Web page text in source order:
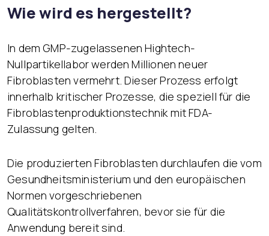
Wie wird es hergestellt?
In dem GMP-zugelassenen Hightech-
Nullpartikellabor werden Millionen neuer
Fibroblasten vermehrt. Dieser Prozess erfolgt
innerhalb kritischer Prozesse, die speziell für die
Fibroblastenproduktionstechnik mit FDA-
Zulassung gelten.
Die produzierten Fibroblasten durchlaufen die vom
Gesundheitsministerium und den europäischen
Normen vorgeschriebenen
Qualitätskontrollverfahren, bevor sie für die
Anwendung bereit sind.